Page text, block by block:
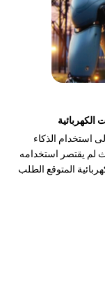
سنة 2026 هو التحول إلى استخدام الذكاء
لم يقتصر استخدامه
المتوقع الطلب